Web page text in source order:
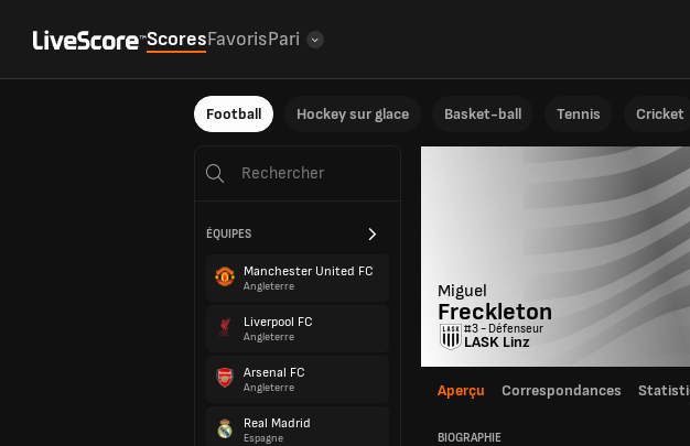
ScoresFavorisPari
Football Hockey sur glace Basket-ball Tennis Cricket
ÉQUIPES
Manchester United FC
Angleterre
Liverpool FC
Angleterre
Arsenal FC
Angleterre
Real Madrid
Espagne
Miguel
Freckleton
#3 - Défenseur
LASK Linz
Aperçu Correspondances
BIOGRAPHIE